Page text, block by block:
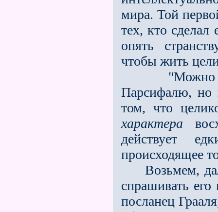
мира. Той
тех, кто сделал
опять
чтобы жить
"Можно
Парсифалю, но
том, что
характера
действует
происходящее
Возьмeм,
спрашивать
посланец